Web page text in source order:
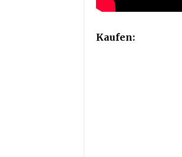
Kaufen: